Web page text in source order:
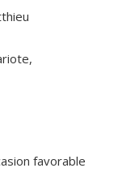
favorable